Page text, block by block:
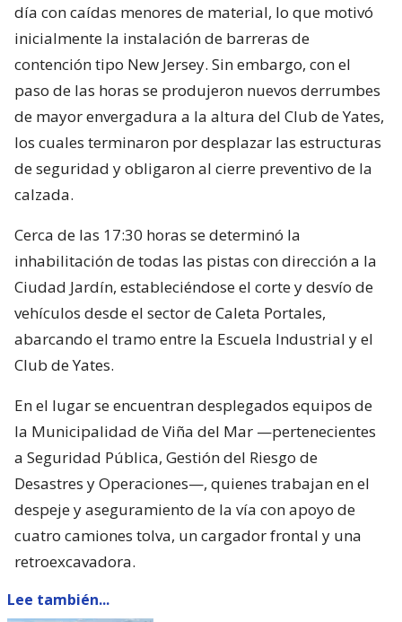
día con caídas menores de material, lo que motivó
inicialmente la instalación de barreras de
contención tipo New Jersey. Sin embargo, con el
paso de las horas se produjeron nuevos derrumbes
de mayor envergadura a la altura del Club de Yates,
los cuales terminaron por desplazar las estructuras
de seguridad y obligaron al cierre preventivo de la
calzada.
Cerca de las 17:30 horas se determinó la
inhabilitación de todas las pistas con dirección a la
Ciudad Jardín, estableciéndose el corte y desvío de
vehículos desde el sector de Caleta Portales,
abarcando el tramo entre la Escuela Industrial y el
Club de Yates.
En el lugar se encuentran desplegados equipos de
la Municipalidad de Viña del Mar —pertenecientes
a Seguridad Pública, Gestión del Riesgo de
Desastres y Operaciones—, quienes trabajan en el
despeje y aseguramiento de la vía con apoyo de
cuatro camiones tolva, un cargador frontal y una
retroexcavadora.
Lee también...